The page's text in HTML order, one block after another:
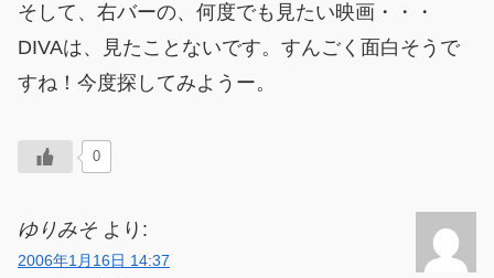
そして、右バーの、何度でも見たい映画・・・
DIVAは、見たことないです。すんごく面白そうで
すね！今度探してみようー。
0
ゆりみそ より:
2006年1月16日 14:37